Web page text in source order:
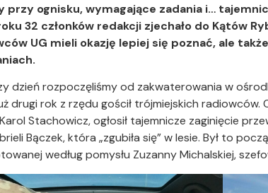
przy ognisku, wymagające zadania i…
32 członków redakcji zjechało do Kątów
UG mieli okazję lepiej się poznać, ale
dzień rozpoczęliśmy od zakwaterowania w
drugi rok z rzędu gościł trójmiejskich radiowców.
Karol Stachowicz, ogłosił tajemnicze zaginięcie
Bączek, która „zgubiła się” w lesie. Był to
według pomysłu Zuzanny Michalskiej,